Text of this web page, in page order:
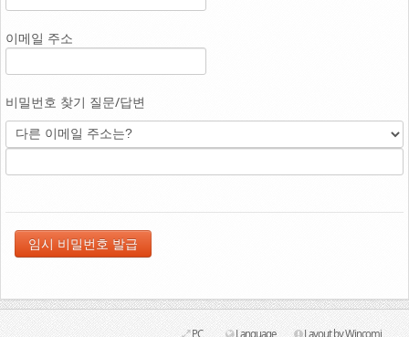
이메일 주소
비밀번호 찾기 질문/답변
PC Language Layout by Wincomi